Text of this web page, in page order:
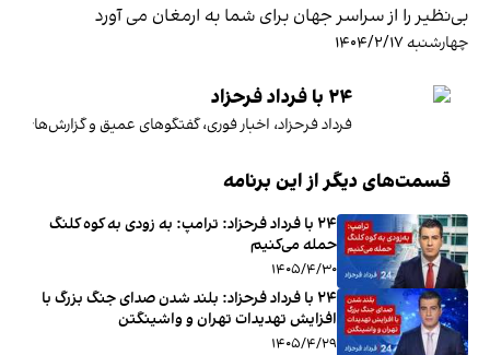
بی‌نظیر را از سراسر جهان برای شما به ارمغان می آورد
چهارشنبه ۱۴۰۴/۲/۱۷
۲۴ با فرداد فرحزاد
فرداد فرحزاد، اخبار فوری، گفتگوهای عمیق و گزارش‌های
قسمت‌های دیگر از این برنامه
۲۴ با فرداد فرحزاد: ترامپ: به زودی به کوه کلنگ
حمله می‌کنیم
۱۴۰۵/۴/۳۰
۲۴ با فرداد فرحزاد: بلند شدن صدای جنگ بزرگ با
افزایش تهدیدات تهران و واشینگتن
۱۴۰۵/۴/۲۹